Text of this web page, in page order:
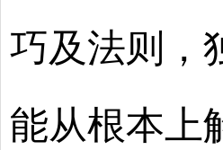
巧及法则，
能从根本上